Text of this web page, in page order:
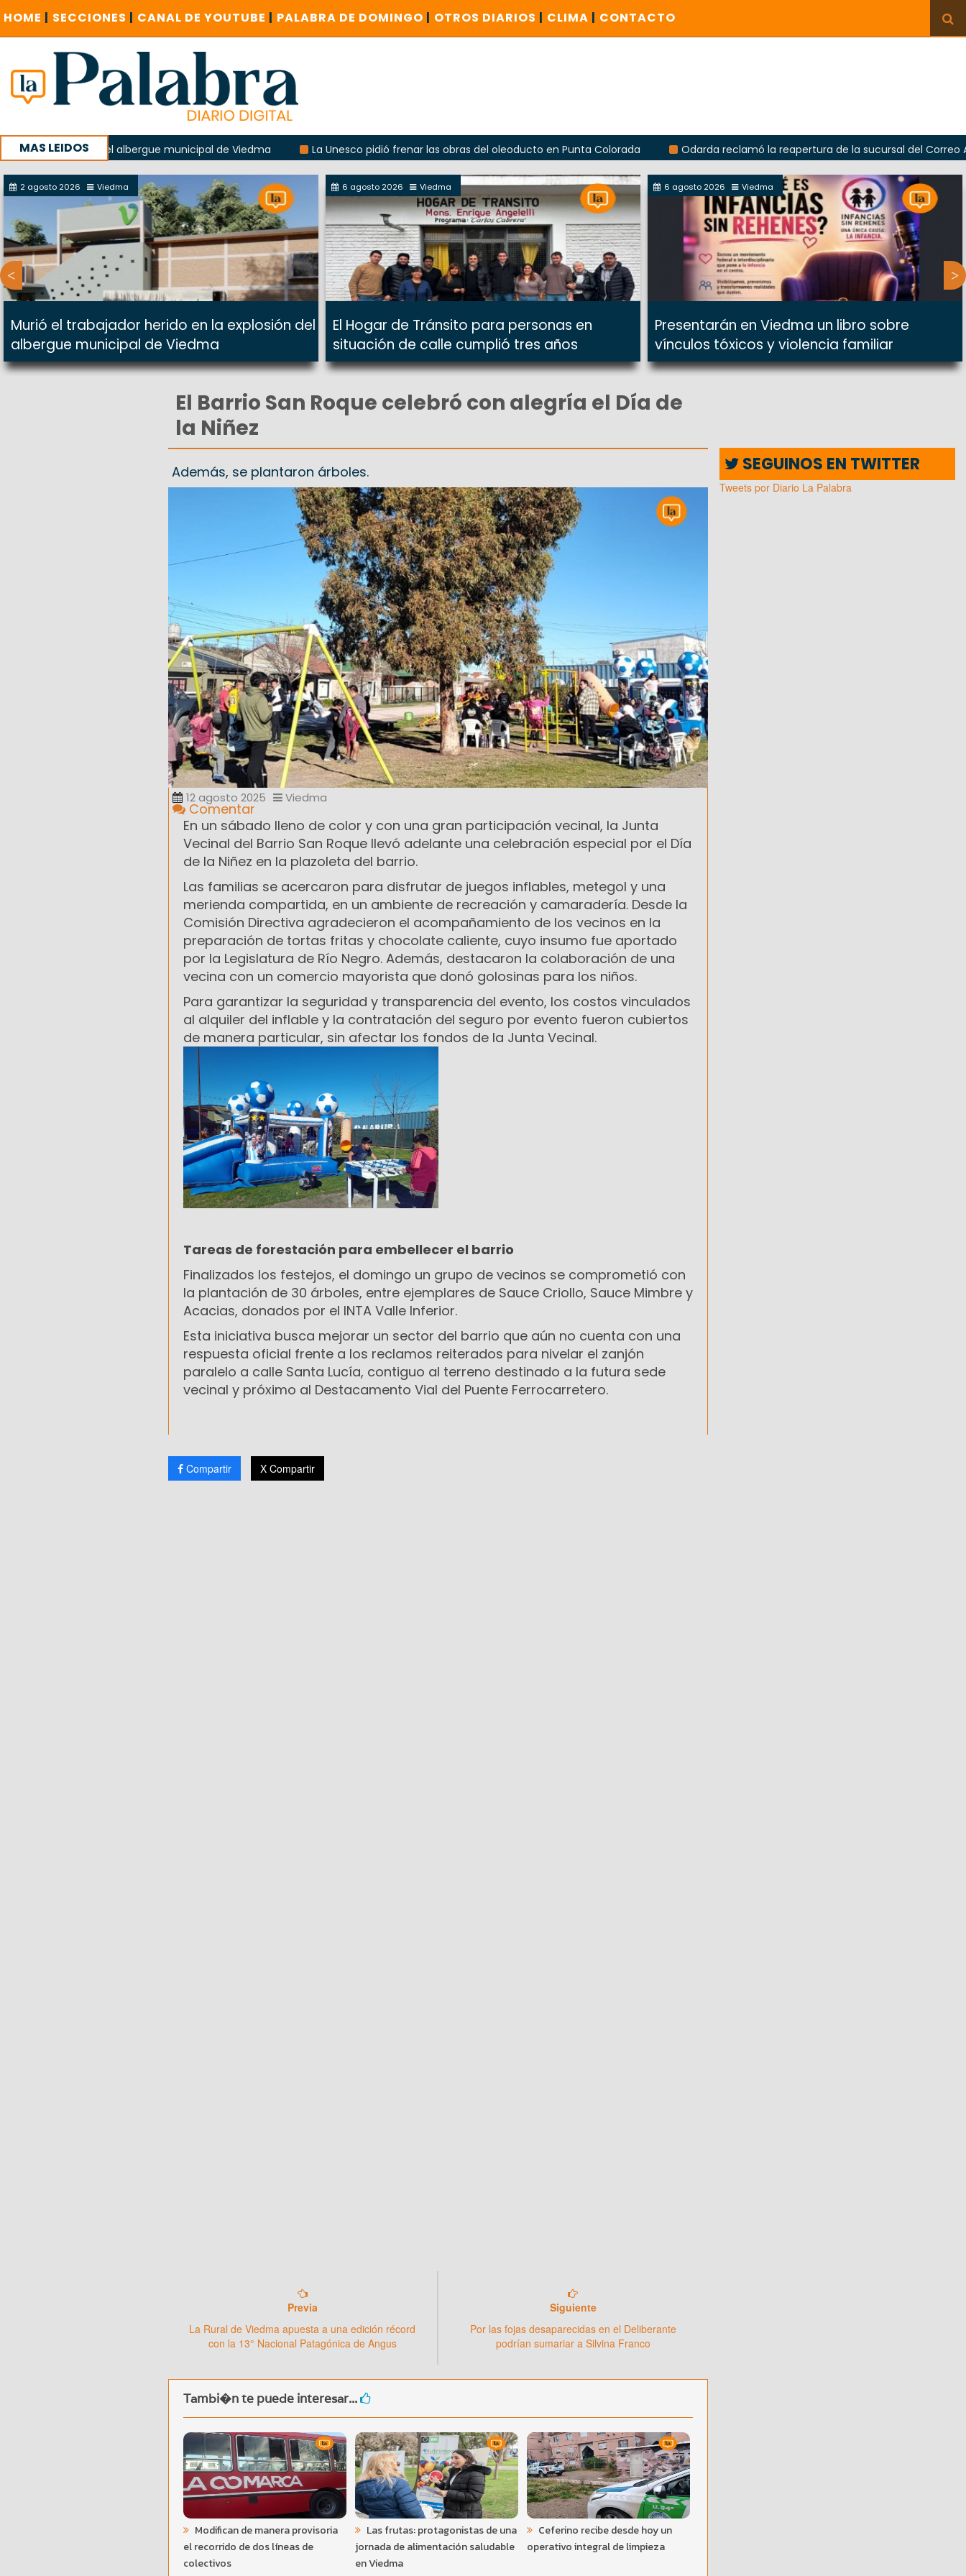
HOME | SECCIONES | CANAL DE YOUTUBE | PALABRA DE DOMINGO | OTROS DIARIOS | CLIMA | CONTACTO
MAS LEIDOS
explosión del albergue municipal de Viedma La Unesco pidió frenar las obras del oleoducto en Punta Colorada
Odarda reclamó la reapertura de la sucursal del Correo
con un encuentro provincial en Roca
2 agosto 2026 Viedma
Murió el trabajador herido en la explosión del
albergue municipal de Viedma
6 agosto 2026 Viedma
El Hogar de Tránsito para personas en
situación de calle cumplió tres años
6 agosto 2026 Viedma
Presentarán en Viedma un libro sobre
vínculos tóxicos y violencia familiar
El Barrio San Roque celebró con alegría el Día de
la Niñez
Además, se plantaron árboles.
12 agosto 2025 Viedma
Comentar
En un sábado lleno de color y con una gran participación vecinal, la Junta
Vecinal del Barrio San Roque llevó adelante una celebración especial por el Día
de la Niñez en la plazoleta del barrio.
Las familias se acercaron para disfrutar de juegos inflables, metegol y una
merienda compartida, en un ambiente de recreación y camaradería. Desde la
Comisión Directiva agradecieron el acompañamiento de los vecinos en la
preparación de tortas fritas y chocolate caliente, cuyo insumo fue aportado
por la Legislatura de Río Negro. Además, destacaron la colaboración de una
vecina con un comercio mayorista que donó golosinas para los niños.
Para garantizar la seguridad y transparencia del evento, los costos vinculados
al alquiler del inflable y la contratación del seguro por evento fueron cubiertos
de manera particular, sin afectar los fondos de la Junta Vecinal.
Tareas de forestación para embellecer el barrio
Finalizados los festejos, el domingo un grupo de vecinos se comprometió con
la plantación de 30 árboles, entre ejemplares de Sauce Criollo, Sauce Mimbre y
Acacias, donados por el INTA Valle Inferior.
Esta iniciativa busca mejorar un sector del barrio que aún no cuenta con una
respuesta oficial frente a los reclamos reiterados para nivelar el zanjón
paralelo a calle Santa Lucía, contiguo al terreno destinado a la futura sede
vecinal y próximo al Destacamento Vial del Puente Ferrocarretero.
Compartir X Compartir
Previa
La Rural de Viedma apuesta a una edición récord
con la 13° Nacional Patagónica de Angus
Siguiente
Por las fojas desaparecidas en el Deliberante
podrían sumariar a Silvina Franco
Tambi�n te puede interesar...
Modifican de manera provisoria
el recorrido de dos líneas de
colectivos
Las frutas: protagonistas de una
jornada de alimentación saludable
en Viedma
Ceferino recibe desde hoy un
operativo integral de limpieza
SEGUINOS EN TWITTER
Tweets por Diario La Palabra